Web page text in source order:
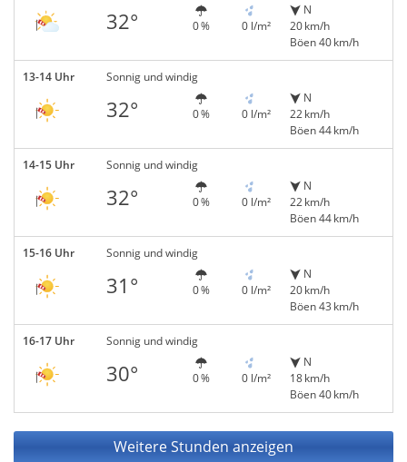
32° 0 % 0 l/m²
N
20 km/h
Böen 40 km/h
13-14 Uhr Sonnig und windig
32° 0 % 0 l/m²
N
22 km/h
Böen 44 km/h
14-15 Uhr Sonnig und windig
32° 0 % 0 l/m²
N
22 km/h
Böen 44 km/h
15-16 Uhr Sonnig und windig
31° 0 % 0 l/m²
N
20 km/h
Böen 43 km/h
16-17 Uhr Sonnig und windig
30° 0 % 0 l/m²
N
18 km/h
Böen 40 km/h
Weitere Stunden anzeigen